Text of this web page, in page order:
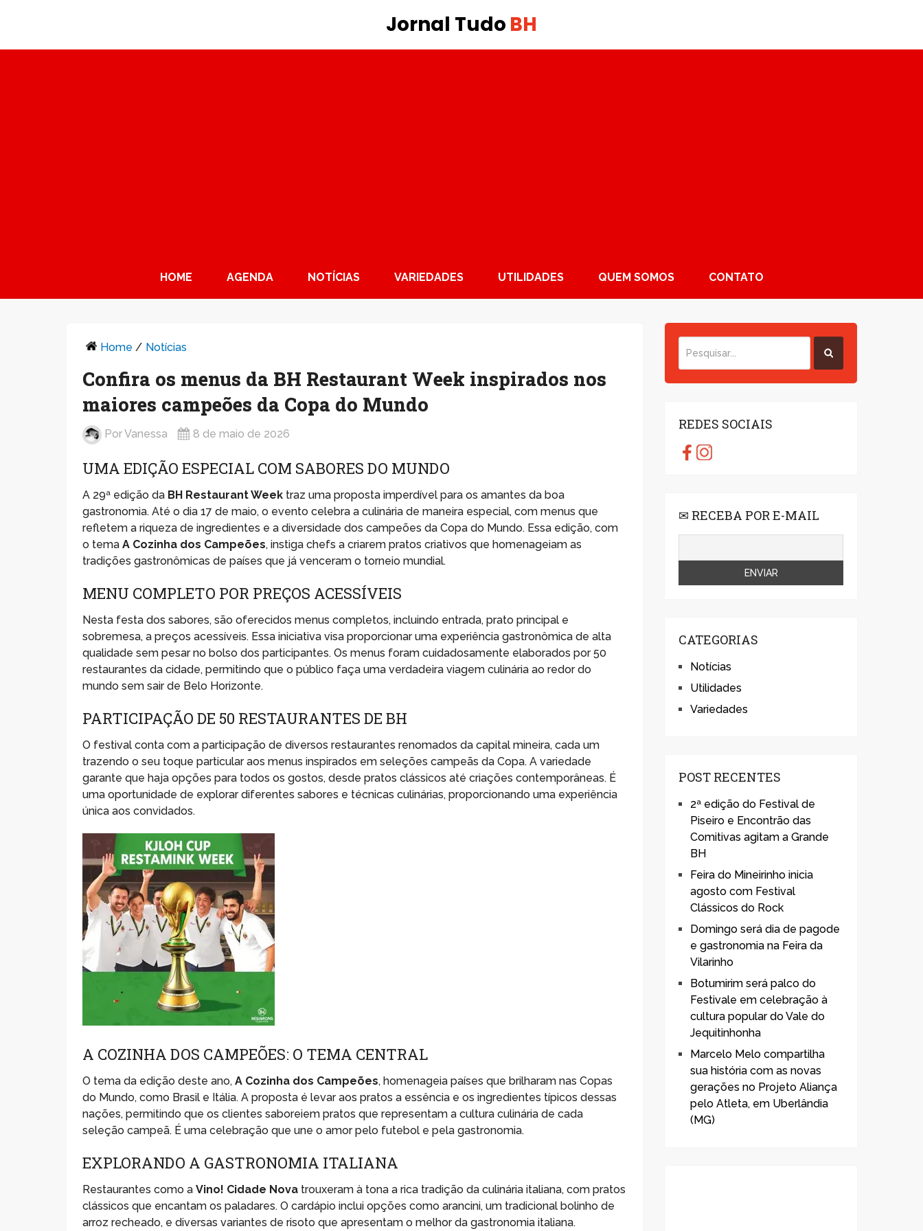
Jornal Tudo BH
HOME AGENDA NOTÍCIAS VARIEDADES UTILIDADES QUEM SOMOS CONTATO
Home / Notícias
Confira os menus da BH Restaurant Week inspirados nos
maiores campeões da Copa do Mundo
PorVanessa 8 de maio de 2026
UMA EDIÇÃO ESPECIAL COM SABORES DO MUNDO
A 29ª edição da BH Restaurant Week traz uma proposta imperdível para os amantes da boa
gastronomia. Até o dia 17 de maio, o evento celebra a culinária de maneira especial, com menus que
refletem a riqueza de ingredientes e a diversidade dos campeões da Copa do Mundo. Essa edição, com
o temaA Cozinha dos Campeões, instiga chefs a criarem pratos criativos que homenageiam as
tradições gastronômicas de países que já venceram o torneio mundial.
MENU COMPLETO POR PREÇOS ACESSÍVEIS
Nesta festa dos sabores, são oferecidos menus completos, incluindo entrada, prato principal e
sobremesa, a preços acessíveis. Essa iniciativa visa proporcionar uma experiência gastronômica de alta
qualidade sem pesar no bolso dos participantes. Os menus foram cuidadosamente elaborados por 50
restaurantes da cidade, permitindo que o público faça uma verdadeira viagem culinária ao redor do
mundo sem sair de Belo Horizonte.
PARTICIPAÇÃO DE 50 RESTAURANTES DE BH
O festival conta com a participação de diversos restaurantes renomados da capital mineira, cada um
trazendo o seu toque particular aos menus inspirados em seleções campeãs da Copa. A variedade
garante que haja opções para todos os gostos, desde pratos clássicos até criações contemporâneas. É
uma oportunidade de explorar diferentes sabores e técnicas culinárias, proporcionando uma experiência
única aos convidados.
A COZINHA DOS CAMPEÕES: O TEMA CENTRAL
O tema da edição deste ano,A Cozinha dos Campeões, homenageia países que brilharam nas Copas
do Mundo, como Brasil e Itália. A proposta é levar aos pratos a essência e os ingredientes típicos dessas
nações, permitindo que os clientes saboreiem pratos que representam a cultura culinária de cada
seleção campeã. É uma celebração que une o amor pelo futebol e pela gastronomia.
EXPLORANDO A GASTRONOMIA ITALIANA
Restaurantes como aVino! Cidade Nova trouxeram à tona a rica tradição da culinária italiana, com pratos
clássicos que encantam os paladares. O cardápio inclui opções como arancini, um tradicional bolinho de
arroz recheado, e diversas variantes de risoto que apresentam o melhor da gastronomia italiana.
REDES SOCIAIS
✉ RECEBA POR E-MAIL
CATEGORIAS
Notícias
Utilidades
Variedades
POST RECENTES
2ª edição do Festival de
Piseiro e Encontrão das
Comitivas agitam a Grande
BH
Feira do Mineirinho inicia
agosto com Festival
Clássicos do Rock
Domingo será dia de pagode
e gastronomia na Feira da
Vilarinho
Botumirim será palco do
Festivale em celebração à
cultura popular do Vale do
Jequitinhonha
Marcelo Melo compartilha
sua história com as novas
gerações no Projeto Aliança
pelo Atleta, em Uberlândia
(MG)